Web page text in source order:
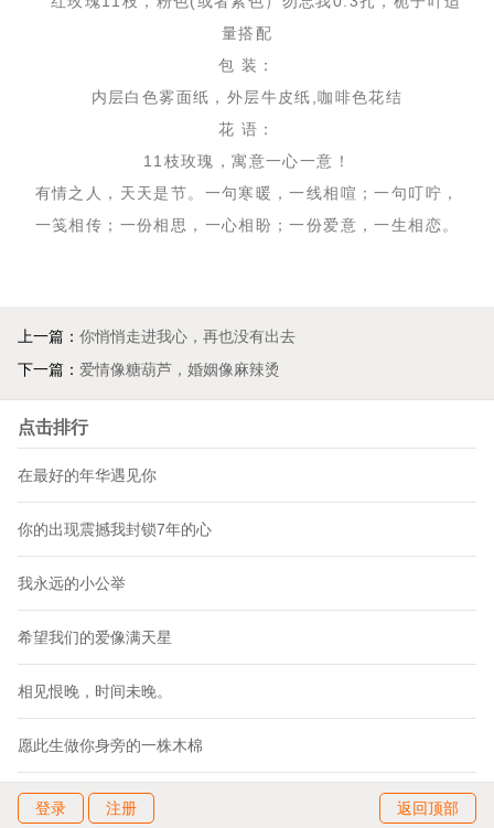
量搭配
包 装：
内层白色雾面纸，外层牛皮纸,咖啡色花结
花 语：
11枝玫瑰，寓意一心一意！
有情之人，天天是节。一句寒暖，一线相喧；一句叮咛，
一笺相传；一份相思，一心相盼；一份爱意，一生相恋。
上一篇： 你悄悄走进我心，再也没有出去
下一篇： 爱情像糖葫芦，婚姻像麻辣烫
点击排行
在最好的年华遇见你
你的出现震撼我封锁7年的心
我永远的小公举
希望我们的爱像满天星
相见恨晚，时间未晚。
愿此生做你身旁的一株木棉
返回顶部
登录 注册